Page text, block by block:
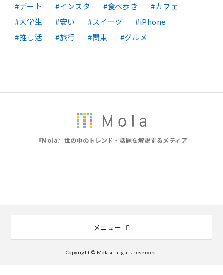
デート
インスタ 食べ歩き
カフェ
大学生
安い スイーツ
iPhone
推し活
旅行 関東 グルメ
『Mola』世の中のトレンド・話題を解説するメディア
メニュー
Copyright © Mola all rights reserved.